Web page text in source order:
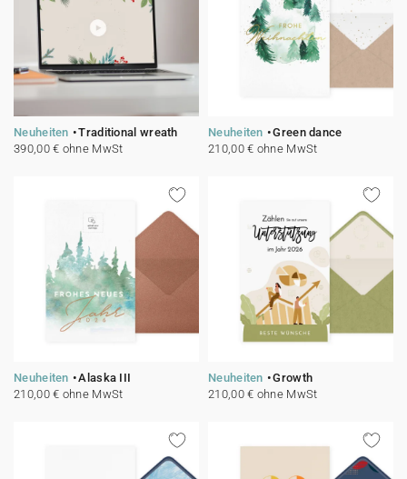
Neuheiten
Traditional wreath
390,00 € ohne MwSt
Neuheiten
Green dance
210,00 € ohne MwSt
Neuheiten
Alaska III
210,00 € ohne MwSt
Neuheiten
Growth
210,00 € ohne MwSt